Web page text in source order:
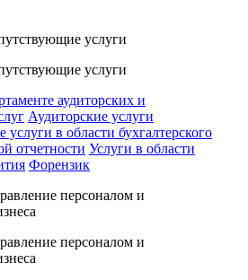
услуги
услуги
аудиторских и
Аудиторские услуги
в области бухгалтерского
отчетности Услуги в области
Форензик
персоналом и
персоналом и